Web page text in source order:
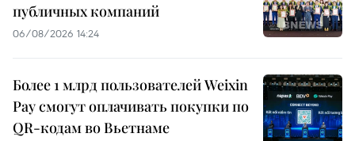
публичных компаний
06/08/2026 14:24
Более 1 млрд пользователей Weixin
Pay смогут оплачивать покупки по
QR-кодам во Вьетнаме